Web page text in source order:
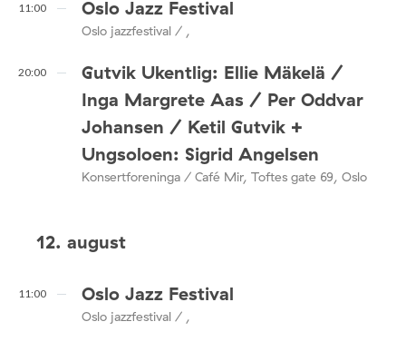
11:00 Oslo Jazz Festival
Oslo jazzfestival / ,
20:00
Gutvik Ukentlig: Ellie Mäkelä /
Inga Margrete Aas / Per Oddvar
Johansen / Ketil Gutvik +
Ungsoloen: Sigrid Angelsen
Konsertforeninga / Café Mir, Toftes gate 69, Oslo
12. august
11:00 Oslo Jazz Festival
Oslo jazzfestival / ,